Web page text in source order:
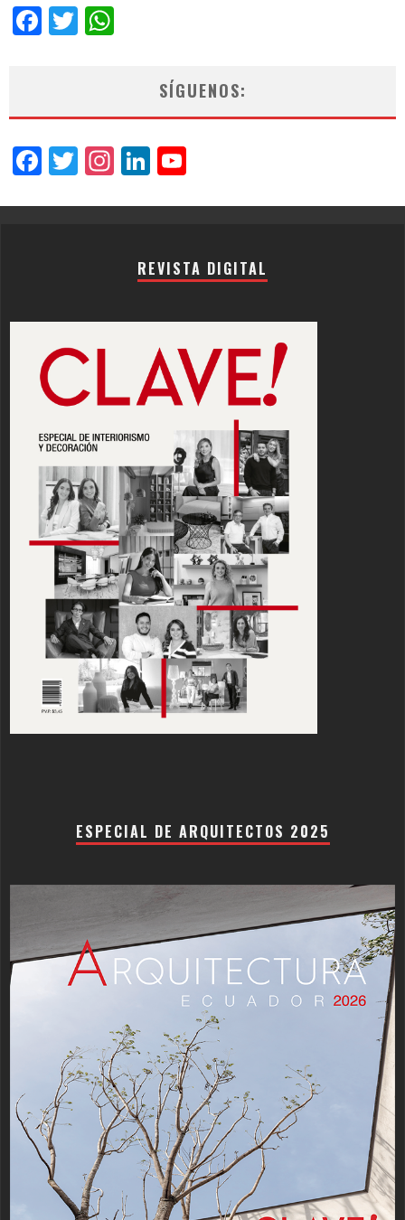
Facebook
Twitter
SÍGUENOS:
Facebook
Twitter
Instagram
LinkedIn
REVISTA DIGITAL
ESPECIAL DE ARQUITECTOS 2025